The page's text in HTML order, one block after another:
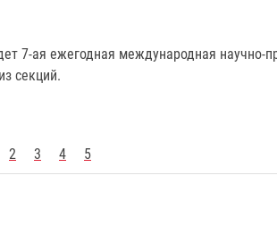
7-ая ежегодная международная научно-
секций.
2 3 4 5